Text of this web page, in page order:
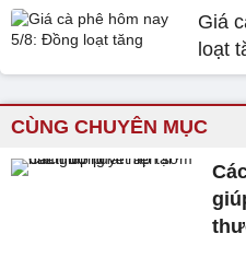
Giá
loạt
CÙNG CHUYÊN MỤC